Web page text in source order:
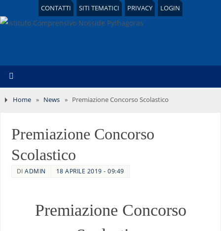
CONTATTI SITI TEMATICI PRIVACY LOGIN
Home » News » Premiazione Concorso Scolastico
Premiazione Concorso
Scolastico
DIADMIN 18 APRILE 2019 - 09:49
Premiazione Concorso